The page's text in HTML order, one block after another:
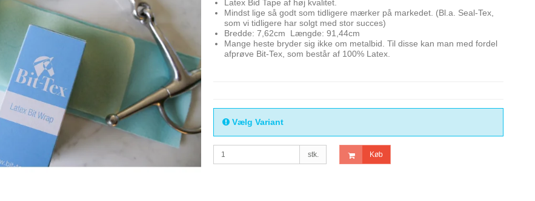
Latex Bid Tape af høj kvalitet.
Mindst lige så godt som tidligere mærker på markedet. (Bl.a. Seal-Tex,
som vi tidligere har solgt med stor succes)
Bredde: 7,62cm Længde: 91,44cm
Mange heste bryder sig ikke om metalbid. Til disse kan man med fordel
afprøve Bit-Tex, som består af 100% Latex.
Vælg Variant
stk. Køb